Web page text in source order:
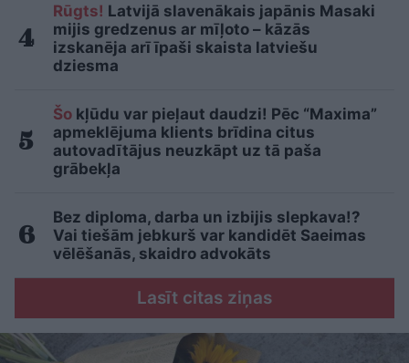
Rūgts! Latvijā slavenākais japānis Masaki
mijis gredzenus ar mīļoto – kāzās
izskanēja arī īpaši skaista latviešu
dziesma
Šo kļūdu var pieļaut daudzi! Pēc “Maxima”
apmeklējuma klients brīdina citus
autovadītājus neuzkāpt uz tā paša
grābekļa
Bez diploma, darba un izbijis slepkava!?
Vai tiešām jebkurš var kandidēt Saeimas
vēlēšanās, skaidro advokāts
Lasīt citas ziņas